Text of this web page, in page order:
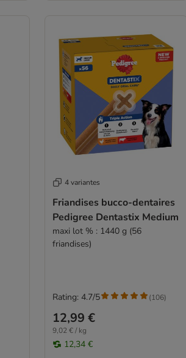
4 variantes
Friandises bucco-dentaires
Pedigree Dentastix Medium
maxi lot % : 1440 g (56
friandises)
12,99 €
9,02 € / kg
12,34 €
Rating: 4.7/5 (106)